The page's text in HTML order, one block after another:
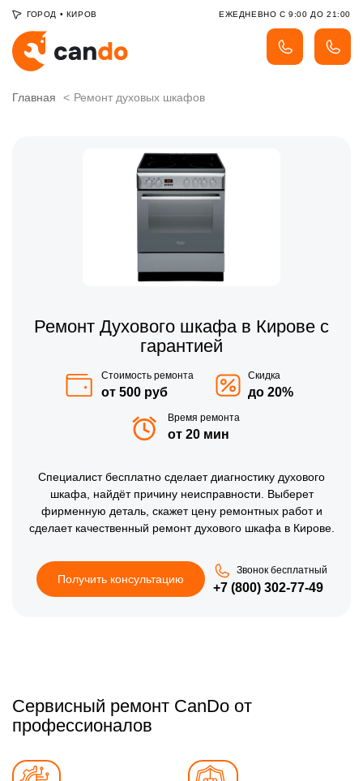
ГОРОД • КИРОВ ЕЖЕДНЕВНО С 9:00 ДО 21:00
Главная Ремонт духовых шкафов
Ремонт Духового шкафа в Кирове с
гарантией
Стоимость ремонта
от 500 руб
Скидка
до 20%
Время ремонта
от 20 мин
Специалистбесплатно сделает диагностику духового
шкафа, найдёт причину неисправности. Выберет
фирменную деталь, скажет цену ремонтных работ и
сделает качественный ремонт духового шкафа в Кирове.
Получить консультацию
Звонок бесплатный
+7 (800) 302-77-49
Сервисный ремонт CanDo от
профессионалов